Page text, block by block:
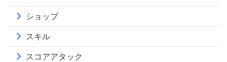
ショップ
スキル
スコアアタック